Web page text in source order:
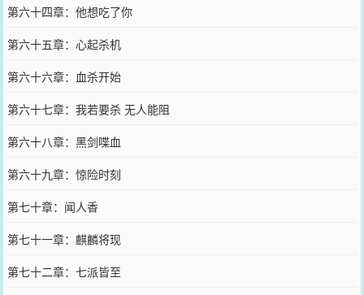
第六十四章：他想吃了你
第六十五章：心起杀机
第六十六章：血杀开始
第六十七章：我若要杀 无人能阻
第六十八章：黑剑喋血
第六十九章：惊险时刻
第七十章：闻人香
第七十一章：麒麟将现
第七十二章：七派皆至